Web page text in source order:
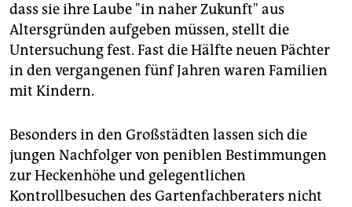
dass sie ihre Laube "in naher Zukunft" aus
Altersgründen aufgeben müssen, stellt die
Untersuchung fest. Fast die Hälfte neuen Pächter
in den vergangenen fünf Jahren waren Familien
mit Kindern.
Besonders in den Großstädten lassen sich die
jungen Nachfolger von peniblen Bestimmungen
zur Heckenhöhe und gelegentlichen
Kontrollbesuchen des Gartenfachberaters nicht